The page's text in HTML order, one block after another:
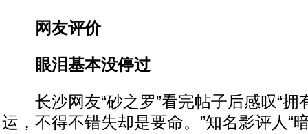
网友评价
眼泪基本没停过
长沙网友“砂之罗”看完帖子后感叹“拥
运，不得不错失却是要命。”知名影评人“